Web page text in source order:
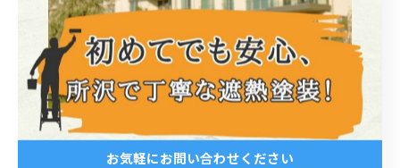
人気の外壁塗装を埼玉県で叶
えるには
外壁塗装で人気業者が選ばれる理由とは
外壁塗装において埼玉県で人気業者が選ばれる背景に
お気軽にお問い合わせください